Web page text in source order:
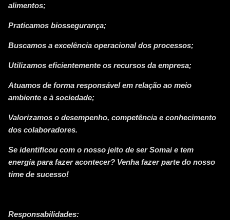
alimentos;
Praticamos biossegurança;
Buscamos a excelência operacional dos processos;
Utilizamos eficientemente os recursos da empresa;
Atuamos de forma responsável em relação ao meio
ambiente e à sociedade;
Valorizamos o desempenho, competência e conhecimento
dos colaboradores.
Se identificou com o nosso jeito de ser Somai e tem
energia para fazer acontecer? Venha fazer parte do nosso
time de sucesso!
Responsabilidades: